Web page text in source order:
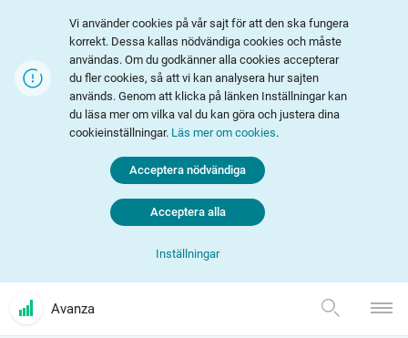
Vi använder cookies på vår sajt för att den ska fungera
korrekt. Dessa kallas nödvändiga cookies och måste
användas. Om du godkänner alla cookies accepterar
du fler cookies, så att vi kan analysera hur sajten
används. Genom att klicka på länken Inställningar kan
du läsa mer om vilka val du kan göra och justera dina
cookieinställningar. Läs mer om cookies.
Inställningar
Acceptera nödvändiga
Acceptera alla
Avanza